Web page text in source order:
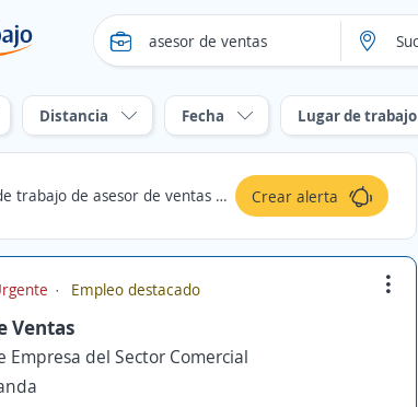
Distancia Fecha Lugar de trabajo
de asesor de ventas en Sucre, Miranda Crear alerta
Empleo destacado
Ventas
Empresa del Sector Comercial